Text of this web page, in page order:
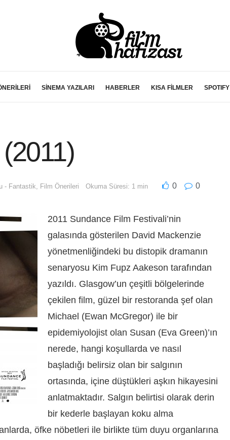
SİNEMA YAZILARI HABERLER KISA FİLMLER SPOTIFY
- Fantastik Film Önerileri Okuma Süresi: 1 min 0 0
2011 Sundance Film Festivali’nin
galasında gösterilen David Mackenzie
yönetmenliğindeki bu distopik dramanın
senaryosu Kim Fupz Aakeson tarafından
yazıldı. Glasgow’un çeşitli bölgelerinde
çekilen film, güzel bir restoranda şef olan
Michael (Ewan McGregor) ile bir
epidemiyolojist olan Susan (Eva Green)’ın
nerede, hangi koşullarda ve nasıl
başladığı belirsiz olan bir salgının
ortasında, içine düştükleri aşkın hikayesini
anlatmaktadır. Salgın belirtisi olarak derin
bir kederle başlayan koku alma
öfke nöbetleri ile birlikte tüm duyu organlarına